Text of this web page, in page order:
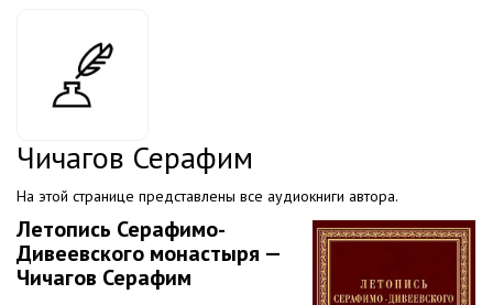
Чичагов Серафим
На этой странице представлены все аудиокниги автора.
Летопись Серафимо-
Дивеевского монастыря —
Чичагов Серафим